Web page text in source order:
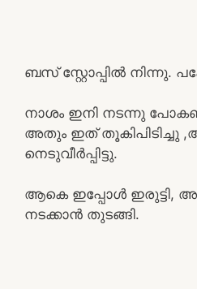
ബസ് സ്റ്റോപ്പിൽ നിന്നു.
നാശം ഇനി നടന്നു
അതും ഇത് തൂകിപിടിച്ചു
നെടുവീർപ്പിട്ടു.
ആകെ ഇപ്പോൾ ഇരുട്ടി,
നടക്കാൻ തുടങ്ങി.